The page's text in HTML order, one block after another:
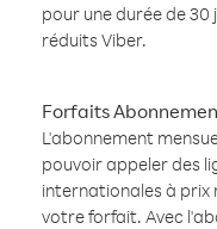
pour une durée de
réduits Viber.
Forfaits
L'abonnement
pouvoir appeler des
internationales à prix
votre forfait. Avec